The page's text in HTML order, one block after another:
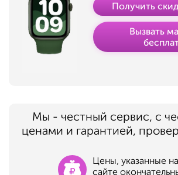
Получить
Вызвать
Мы - честный сервис, с
ценами и гарантией,
Цены, указанные на
сайте